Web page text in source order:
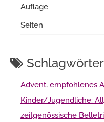
Auflage
Seiten
Schlagwörter
Advent, empfohlenes
Kinder/Jugendliche:
zeitgenössische